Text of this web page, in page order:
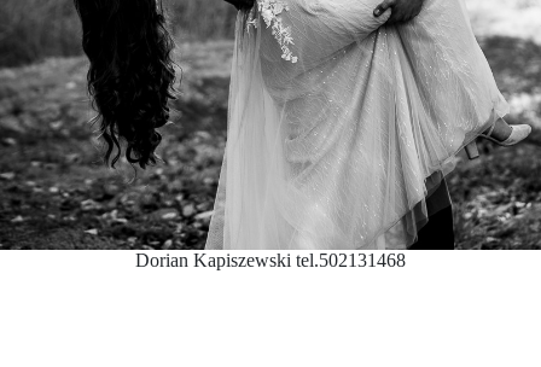
Dorian Kapiszewski tel.502131468